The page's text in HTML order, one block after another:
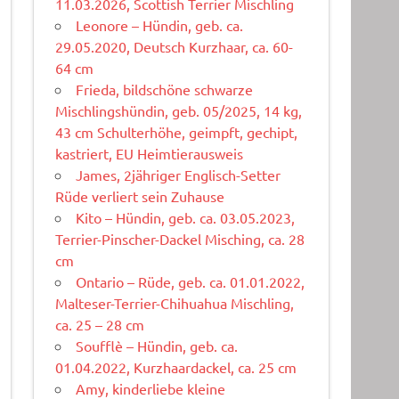
11.03.2026, Scottish Terrier Mischling
Leonore – Hündin, geb. ca.
29.05.2020, Deutsch Kurzhaar, ca. 60-
64 cm
Frieda, bildschöne schwarze
Mischlingshündin, geb. 05/2025, 14 kg,
43 cm Schulterhöhe, geimpft, gechipt,
kastriert, EU Heimtierausweis
James, 2jähriger Englisch-Setter
Rüde verliert sein Zuhause
Kito – Hündin, geb. ca. 03.05.2023,
Terrier-Pinscher-Dackel Misching, ca. 28
cm
Ontario – Rüde, geb. ca. 01.01.2022,
Malteser-Terrier-Chihuahua Mischling,
ca. 25 – 28 cm
Soufflè – Hündin, geb. ca.
01.04.2022, Kurzhaardackel, ca. 25 cm
Amy, kinderliebe kleine